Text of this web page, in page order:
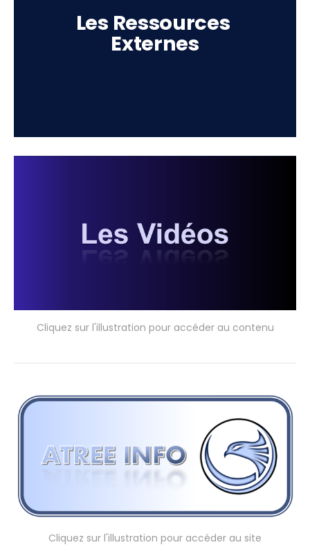
Les Ressources
Externes
Cliquez sur l'illustration pour accéder au contenu
Cliquez sur l'illustration pour accéder au site